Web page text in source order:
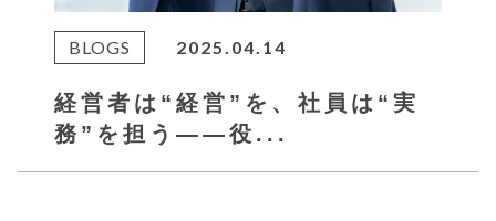
BLOGS 2025.04.14
経営者は“経営”を、社員は“実
務”を担う――役...